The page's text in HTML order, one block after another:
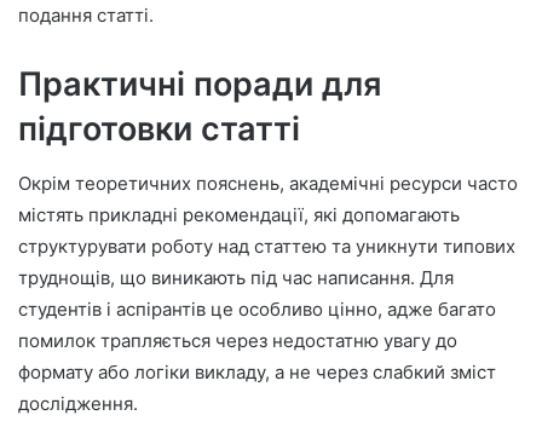
подання статті.
Практичні поради для
підготовки статті
Окрім теоретичних пояснень, академічні ресурси часто
містять прикладні рекомендації, які допомагають
структурувати роботу над статтею та уникнути типових
труднощів, що виникають під час написання. Для
студентів і аспірантів це особливо цінно, адже багато
помилок трапляється через недостатню увагу до
формату або логіки викладу, а не через слабкий зміст
дослідження.